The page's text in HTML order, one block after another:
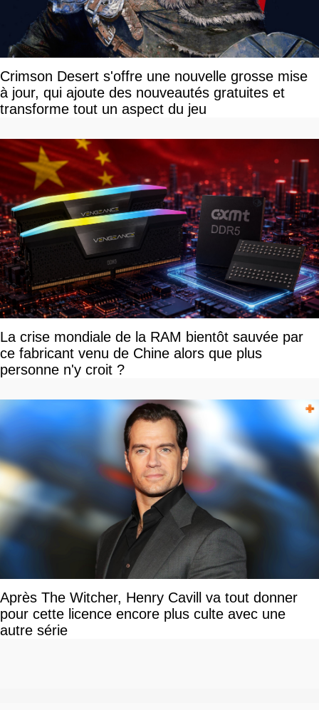
Crimson Desert s'offre une nouvelle grosse mise
à jour, qui ajoute des nouveautés gratuites et
transforme tout un aspect du jeu
La crise mondiale de la RAM bientôt sauvée par
ce fabricant venu de Chine alors que plus
personne n'y croit ?
Après The Witcher, Henry Cavill va tout donner
pour cette licence encore plus culte avec une
autre série